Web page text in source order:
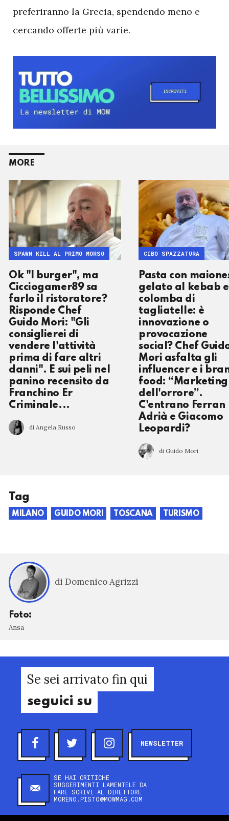
preferiranno la Grecia, spendendo meno e
cercando offerte più varie.
MORE
Ok "I burger", ma
Cicciogamer89 sa
farlo il ristoratore?
Risponde Chef
Guido Mori: "Gli
consiglierei di
vendere l'attività
prima di fare altri
danni". E sui peli nel
panino recensito da
Franchino Er
Criminale...
di Angela Russo
SPAWN KILL AL PRIMO MORSO
Pasta con
gelato al kebab e
colomba di
tagliatelle: è
innovazione o
provocazione
social? Chef
Mori asfalta gli
influencer e i
food: “Marketing
dell'orrore”.
C'entrano Ferran
Adrià e Giacomo
Leopardi?
di Guido Mori
CIBO SPAZZATURA
Tag
MILANO GUIDO MORI TOSCANA TURISMO
di Domenico Agrizzi
Foto:
Ansa
Se sei arrivato fin qui
seguici su
NEWSLETTER
SE HAI CRITICHE
SUGGERIMENTI LAMENTELE DA
FARE SCRIVI AL DIRETTORE
MORENO.PISTO@MOWMAG.COM